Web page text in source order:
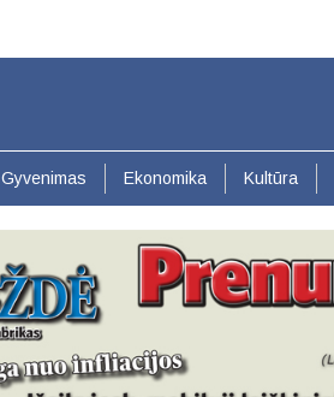
Gyvenimas Ekonomika Kultūra